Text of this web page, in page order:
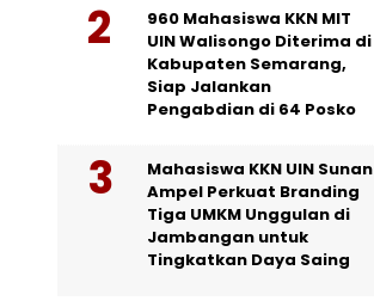
960 Mahasiswa KKN MIT
UIN Walisongo Diterima di
Kabupaten Semarang,
Siap Jalankan
Pengabdian di 64 Posko
Mahasiswa KKN UIN Sunan
Ampel Perkuat Branding
Tiga UMKM Unggulan di
Jambangan untuk
Tingkatkan Daya Saing